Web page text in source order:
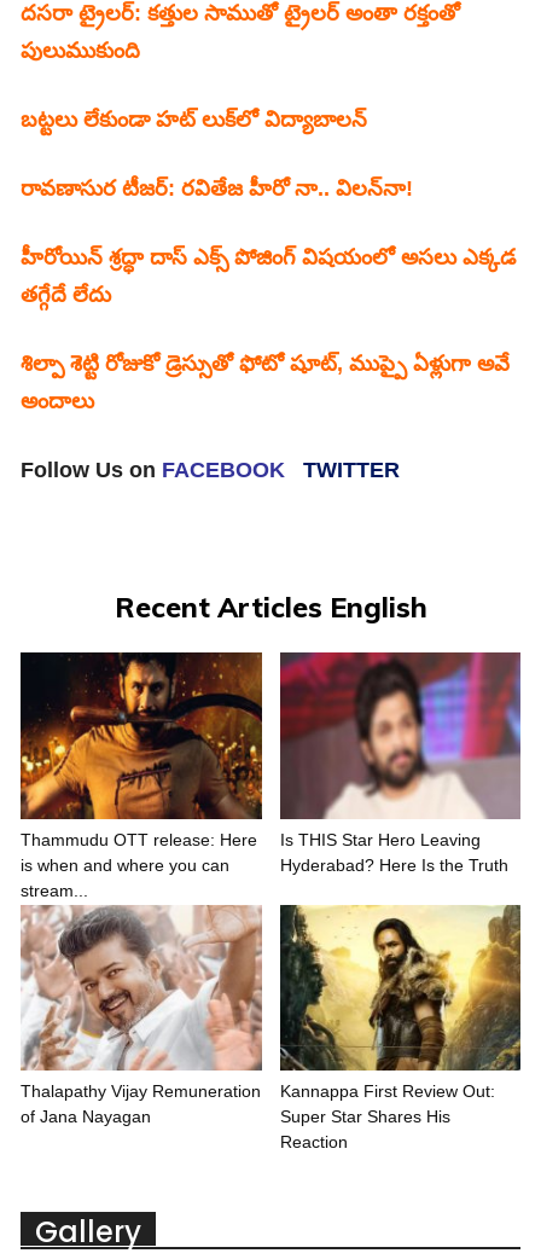
దసరా ట్రైలర్: కత్తుల సాముతో ట్రైలర్ అంతా రక్తంతో
పులుముకుంది
బట్టలు లేకుండా హట్‌ లుక్‌లో విద్యాబాలన్‌
రావణాసుర టీజర్‌: రవితేజ హీరో నా.. విలన్‌నా!
హీరోయిన్ శ్రద్ధా దాస్ ఎక్స్ పోజింగ్ విషయంలో అసలు ఎక్కడ
తగ్గేదే లేదు
శిల్పా శెట్టి రోజుకో డ్రెస్సుతో ఫోటో షూట్, ముప్పై ఏళ్లుగా అవే
అందాలు
Follow Us on FACEBOOK TWITTER
Recent Articles English
Thammudu OTT release: Here
is when and where you can
stream...
Is THIS Star Hero Leaving
Hyderabad? Here Is the Truth
Thalapathy Vijay Remuneration
of Jana Nayagan
Kannappa First Review Out:
Super Star Shares His
Reaction
Gallery